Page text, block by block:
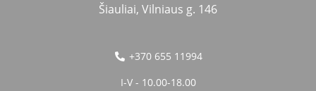
Šiauliai, Vilniaus g. 146
+370 655 11994
I-V - 10.00-18.00